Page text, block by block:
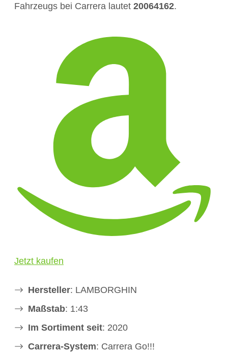
Fahrzeugs bei Carrera lautet 20064162.
Jetzt kaufen
Hersteller: LAMBORGHIN
Maßstab: 1:43
Im Sortiment seit: 2020
Carrera-System: Carrera Go!!!